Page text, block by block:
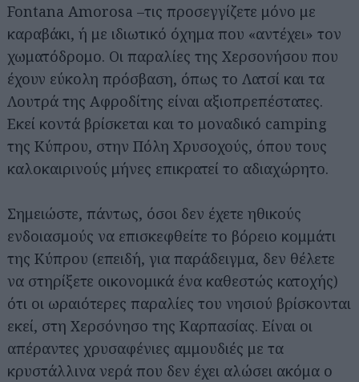
Fontana Amorosa –τις προσεγγίζετε μόνο με
καραβάκι, ή με ιδιωτικό όχημα που «αντέχει» τον
χωματόδρομο. Οι παραλίες της Χερσονήσου που
έχουν εύκολη πρόσβαση, όπως το Λατσί και τα
Λουτρά της Αφροδίτης είναι αξιοπρεπέστατες.
Εκεί κοντά βρίσκεται και το μοναδικό camping
της Κύπρου, στην Πόλη Χρυσοχούς, όπου τους
καλοκαιρινούς μήνες επικρατεί το αδιαχώρητο.
Σημειώστε, πάντως, όσοι δεν έχετε ηθικούς
ενδοιασμούς να επισκεφθείτε το βόρειο κομμάτι
της Κύπρου (επειδή, για παράδειγμα, δεν θέλετε
να στηρίξετε οικονομικά ένα καθεστώς κατοχής)
ότι οι ωραιότερες παραλίες του νησιού βρίσκονται
εκεί, στη Χερσόνησο της Καρπασίας. Είναι οι
απέραντες χρυσαφένιες αμμουδιές με τα
κρυστάλλινα νερά που δεν έχει αλώσει ακόμα ο